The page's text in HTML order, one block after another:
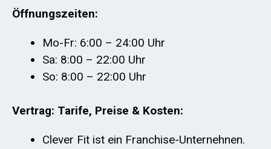
Öffnungszeiten:
Mo-Fr: 6:00 – 24:00 Uhr
Sa: 8:00 – 22:00 Uhr
So: 8:00 – 22:00 Uhr
Vertrag: Tarife, Preise & Kosten:
Clever Fit ist ein Franchise-Unternehnen.